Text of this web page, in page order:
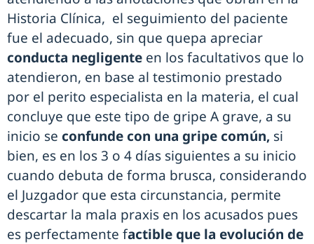
Historia Clínica, el seguimiento del paciente
fue el adecuado, sin que quepa apreciar
conducta negligente en los facultativos que lo
atendieron, en base al testimonio prestado
por el perito especialista en la materia, el cual
concluye que este tipo de gripe A grave, a su
inicio se confunde con una gripe común, si
bien, es en los 3 o 4 días siguientes a su inicio
cuando debuta de forma brusca, considerando
el Juzgador que esta circunstancia, permite
descartar la mala praxis en los acusados pues
es perfectamente factible que la evolución de